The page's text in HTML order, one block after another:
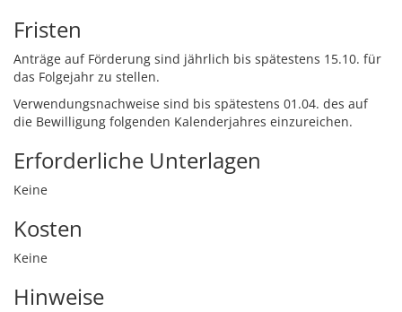
Fristen
Anträge auf Förderung sind jährlich bis spätestens 15.10. für
das Folgejahr zu stellen.
Verwendungsnachweise sind bis spätestens 01.04. des auf
die Bewilligung folgenden Kalenderjahres einzureichen.
Erforderliche Unterlagen
Keine
Kosten
Keine
Hinweise